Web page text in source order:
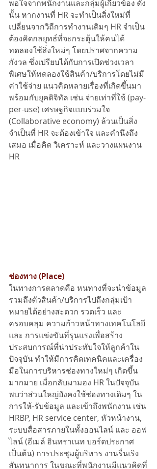
พอใจจากพนักงานและกลุ่มผู้เกี่ยวข้อง ดัง
นั้น หากงานที่ HR จะทำเป็นสิ่งใหม่ที่
เปลี่ยนจากวิถีการทำงานเดิมๆ HR จำเป็น
ต้องคิดกลยุทธ์ที่จะกระตุ้นให้คนได้
ทดลองใช้สิ่งใหม่ๆ โดยปราศจากความ
กังวล ซึ่งเปรียบได้กับการเปิดช่วงเวลา
พิเศษให้ทดลองใช้สินค้า/บริการโดยไม่มี
ค่าใช้จ่าย แนวคิดหลายเรื่องที่เกิดขึ้นมา
พร้อมกับยุคดิจิทัล เช่น จ่ายเท่าที่ใช้ (pay-
per-use) เศรษฐกิจแบบร่วมใจ
(Collaborative economy) ล้วนเป็นสิ่ง
จำเป็นที่ HR จะต้องเข้าใจ และคำนึงถึง
เสมอ เมื่อคิด วิเคราะห์ และวางแผนงาน
HR
ช่องทาง (Place)
ในทางการตลาดคือ หนทางที่จะนำข้อมูล
รวมถึงตัวสินค้า/บริการไปถึงกลุ่มเป้า
หมายได้อย่างสะดวก รวดเร็ว และ
ครอบคลุม ความก้าวหน้าทางเทคโนโลยี
และ การแข่งขันที่รุนแรงเพื่อสร้าง
ประสบการณ์ที่น่าประทับใจให้ลูกค้าใน
ปัจจุบัน ทำให้มีการคิดเทคนิคและเครื่อง
มือในการบริหารช่องทางใหม่ๆ เกิดขึ้น
มากมาย เมื่อกลับมามอง HR ในปัจจุบัน
พบว่าส่วนใหญ่ยังคงใช้ช่องทางเดิมๆ ใน
การให้-รับข้อมูล และเข้าถึงพนักงาน เช่น
HRBP, HR service center, หัวหน้างาน,
ระบบสื่อสารภายในทั้งออนไลน์ และ ออฟ
ไลน์ (อีเมล์ อินทราเนท บอร์ดประกาศ
เป็นต้น) การประชุมผู้บริหาร งานรื่นเริง
สันทนาการ ในขณะที่พนักงานมีแนวคิดที่